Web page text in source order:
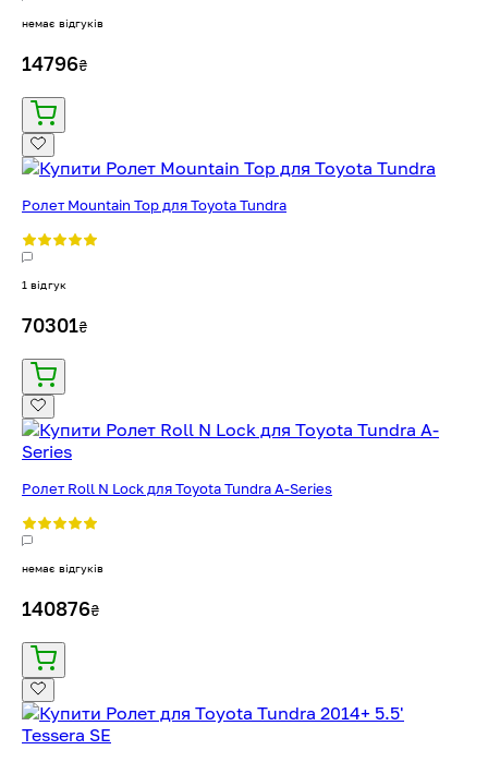
немає відгуків
14796₴
Ролет Mountain Top для Toyota Tundra
1 відгук
70301₴
Ролет Roll N Lock для Toyota Tundra A-Series
немає відгуків
140876₴